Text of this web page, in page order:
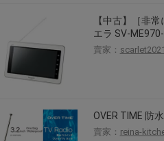
保有所有變更、修改或提前終止之
【中古】［非
エラ SV-
賣家： scarlet2021
OVER TIME 防
賣家： reina-